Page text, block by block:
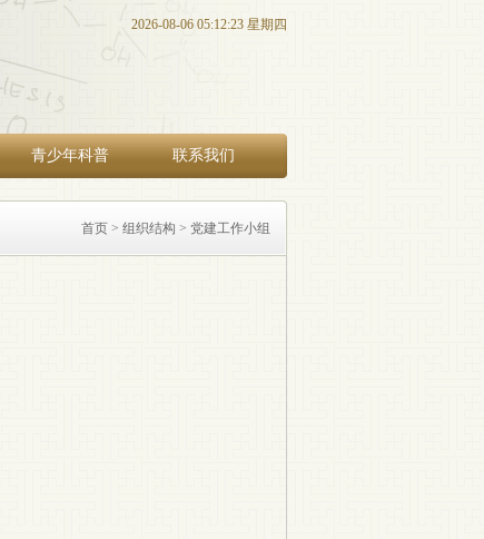
2026-08-06 05:12:23 星期四
青少年科普 联系我们
首页 > 组织结构 > 党建工作小组